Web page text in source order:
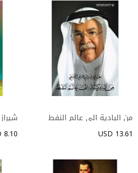
13.61 USD
8.10 USD